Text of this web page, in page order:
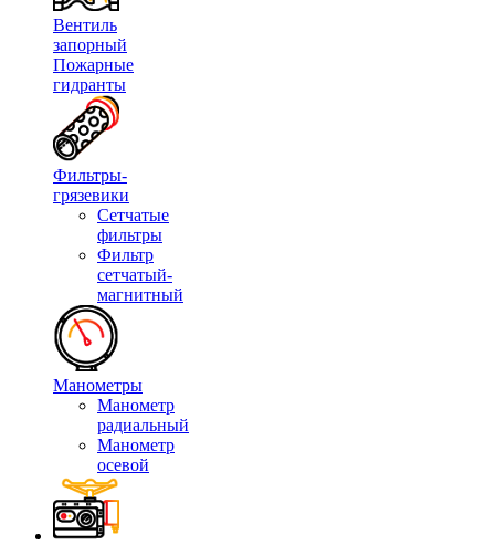
Вентиль
запорный
Пожарные
гидранты
Фильтры-
грязевики
Сетчатые
фильтры
Фильтр
сетчатый-
магнитный
Манометры
Манометр
радиальный
Манометр
осевой